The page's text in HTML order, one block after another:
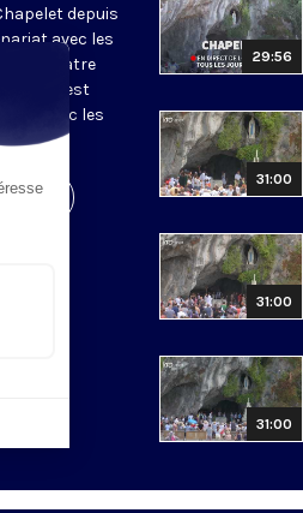
depuis
avec les
des quatre
est
avec les
29:56
31:00
31:00
31:00